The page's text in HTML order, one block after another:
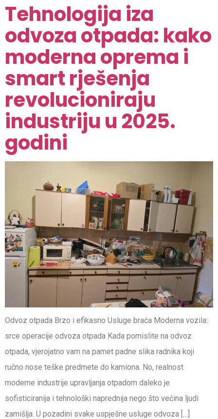
Tehnologija iza
odvoza otpada: kako
moderna oprema i
smart rješenja
revolucioniraju
industriju u 2025.
godini
Odvoz otpada Brzo i efikasno Usluge braća Moderna vozila:
srce operacije odvoza otpada Kada pomislite na odvoz
otpada, vjerojatno vam na pamet padne slika radnika koji
ručno nose teške predmete do kamiona. No, realnost
moderne industrije upravljanja otpadom daleko je
sofisticiranija i tehnološki naprednija nego što većina ljudi
zamišlja. U pozadini svake uspješne usluge odvoza […]